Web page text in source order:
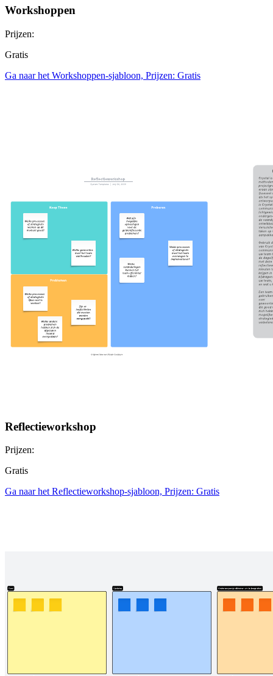
Workshoppen
Prijzen:
Gratis
Ga naar het Workshoppen-sjabloon, Prijzen: Gratis
Reflectieworkshop
Prijzen:
Gratis
Ga naar het Reflectieworkshop-sjabloon, Prijzen: Gratis